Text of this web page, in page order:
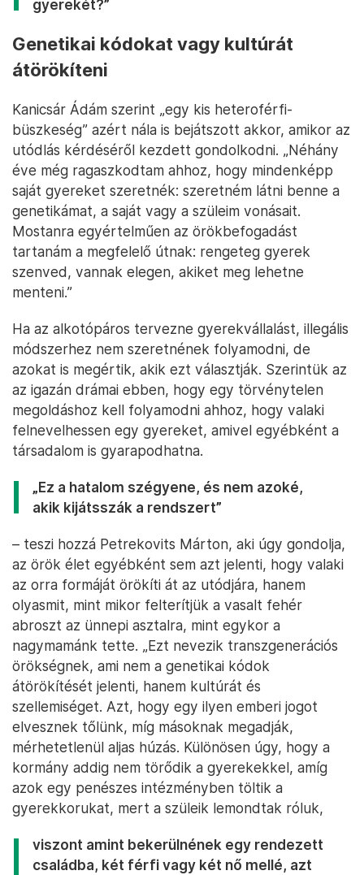
gyerekét?”
Genetikai kódokat vagy kultúrát
átörökíteni
Kanicsár Ádám szerint „egy kis heteroférfi-
büszkeség” azért nála is bejátszott akkor, amikor az
utódlás kérdéséről kezdett gondolkodni. „Néhány
éve még ragaszkodtam ahhoz, hogy mindenképp
saját gyereket szeretnék: szeretném látni benne a
genetikámat, a saját vagy a szüleim vonásait.
Mostanra egyértelműen az örökbefogadást
tartanám a megfelelő útnak: rengeteg gyerek
szenved, vannak elegen, akiket meg lehetne
menteni.”
Ha az alkotópáros tervezne gyerekvállalást, illegális
módszerhez nem szeretnének folyamodni, de
azokat is megértik, akik ezt választják. Szerintük az
az igazán drámai ebben, hogy egy törvénytelen
megoldáshoz kell folyamodni ahhoz, hogy valaki
felnevelhessen egy gyereket, amivel egyébként a
társadalom is gyarapodhatna.
„Ez a hatalom szégyene, és nem azoké,
akik kijátsszák a rendszert”
– teszi hozzá Petrekovits Márton, aki úgy gondolja,
az örök élet egyébként sem azt jelenti, hogy valaki
az orra formáját örökíti át az utódjára, hanem
olyasmit, mint mikor felterítjük a vasalt fehér
abroszt az ünnepi asztalra, mint egykor a
nagymamánk tette. „Ezt nevezik transzgenerációs
örökségnek, ami nem a genetikai kódok
átörökítését jelenti, hanem kultúrát és
szellemiséget. Azt, hogy egy ilyen emberi jogot
elvesznek tőlünk, míg másoknak megadják,
mérhetetlenül aljas húzás. Különösen úgy, hogy a
kormány addig nem törődik a gyerekekkel, amíg
azok egy penészes intézményben töltik a
gyerekkorukat, mert a szüleik lemondtak róluk,
viszont amint bekerülnének egy rendezett
családba, két férfi vagy két nő mellé, azt